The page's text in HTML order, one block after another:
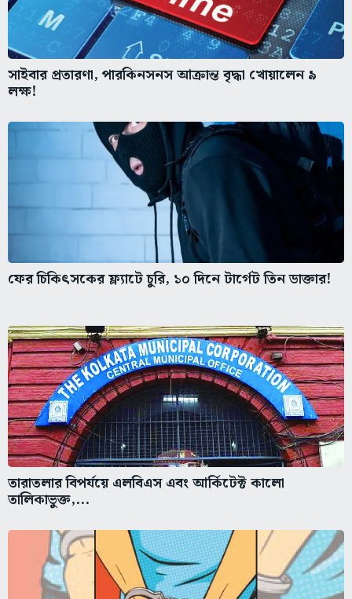
সাইবার প্রতারণা, পারকিনসনস আক্রান্ত বৃদ্ধা খোয়ালেন ৯
লক্ষ!
ফের চিকিৎসকের ফ্ল্যাটে চুরি, ১০ দিনে টার্গেট তিন ডাক্তার!
তারাতলার বিপর্যয়ে এলবিএস এবং আর্কিটেক্ট কালো
তালিকাভুক্ত,...